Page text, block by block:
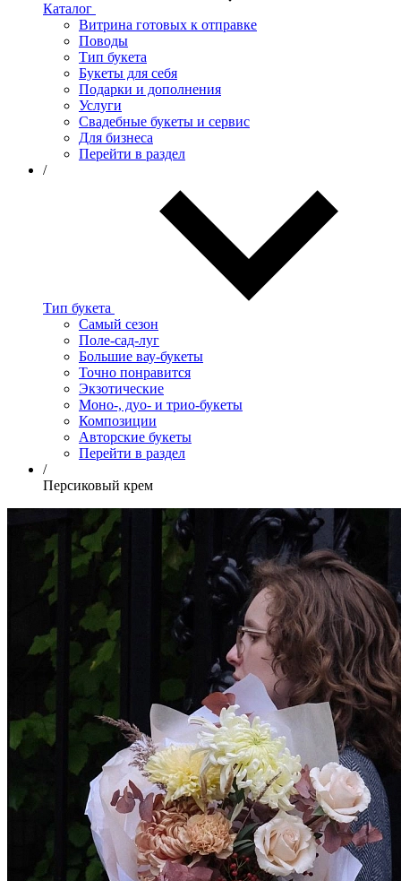
Каталог
Витрина готовых к отправке
Поводы
Тип букета
Букеты для себя
Подарки и дополнения
Услуги
Свадебные букеты и сервис
Для бизнеса
Перейти в раздел
/
Тип букета
Самый сезон
Поле-сад-луг
Большие вау-букеты
Точно понравится
Экзотические
Моно-, дуо- и трио-букеты
Композиции
Авторские букеты
Перейти в раздел
/
Персиковый крем